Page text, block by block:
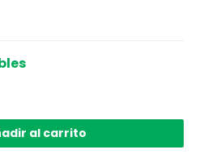
con soporte delgado E27
al carrito